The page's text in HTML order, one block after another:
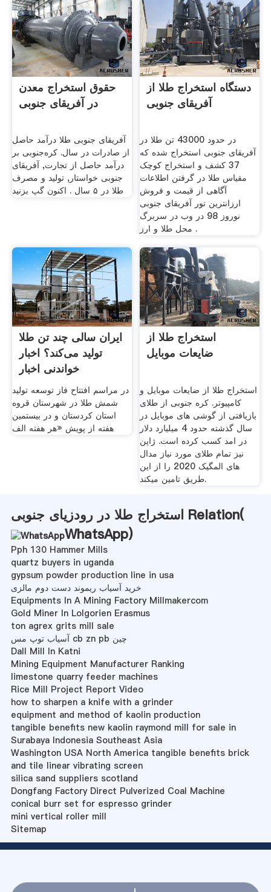
حقوق استخراج معدن
در آفریقای جنوبی
آفریقای جنوبی طلا درآمد حاصل
از صادرات در سال. کره‌جنوبی بر
درآمد حاصل از تجارت, آفریقای
جنوبی خواستار, تولید و مصرف
طلا در ۵ سال . اکنون گپ بزنید
دستگاه استخراج طلا از
آفریقای جنوبی
در حدود 43000 تن طلا در
آفریقای جنوبی استخراج شده که
37 کشف و استخراج کوچک
مقیاس طلا در گرفتن اطلاعات
آگاهی از قیمت و فروش
ارزانترین تور آفریقای جنوبی
نوروز 98 در وب در سربرگ
محل طلا و ارز .
ایران سالی چند تن طلا
تولید می‌کند؟ اخبار
خواندنی اخبار
در مراسم افتتاح فاز توسعه تولید
شمش طلا در شهرستان قروه
استان کردستان و در بیستمین
هفته از پویش «هر هفته الف
استخراج طلا از
ضایعات موبایل
استخراج طلا از ضایعات موبایل و
کامپیوتر. کره جنوبی از طلای
بازیافتی از گوشی های موبایل در
سال گذشته حدود 4 میلیارد دلار
در امد کسب کرده است. ژاپن
نیز تمام طلای مورد نیاز مدال
های المگیک 2020 را از این
طریق تامین میکند.
استخراج طلا در رودزیای جنوبی Relation(
WhatsApp)
Pph 130 Hammer Mills
quartz buyers in uganda
gypsum powder production line in usa
خرید آسیاب ریموند دست دوم مالزی
Equipments In A Mining Factory Millmakercom
Gold Miner In Lolgorien Erasmus
ton agrex grits mill sale
آسیاب توپ مس cb zn pb چین
Dall Mill In Katni
Mining Equipment Manufacturer Ranking
limestone quarry feeder machines
Rice Mill Project Report Video
how to sharpen a knife with a grinder
equipment and method of kaolin production
tangible benefits new kaolin raymond mill for sale in
Surabaya Indonesia Southeast Asia
Washington USA North America tangible benefits brick
and tile linear vibrating screen
silica sand suppliers scotland
Dongfang Factory Direct Pulverized Coal Machine
conical burr set for espresso grinder
mini vertical roller mill
Sitemap